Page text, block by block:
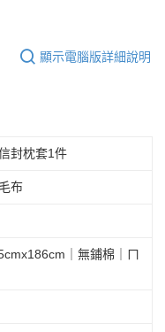
顯示電腦版詳細說明
封枕套1件
布
｜無鋪棉｜ㄇ